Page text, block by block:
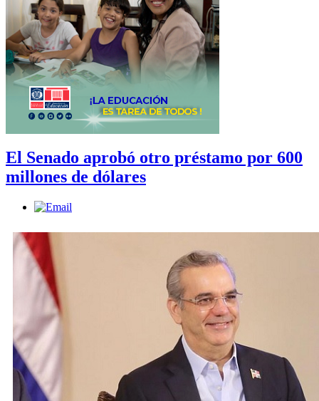
El Senado aprobó otro préstamo por 600
millones de dólares